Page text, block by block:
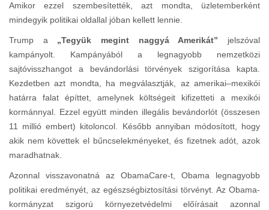
Amikor ezzel szembesítették, azt mondta, üzletemberként
mindegyik politikai oldallal jóban kellett lennie.
Trump a „Tegyük megint naggyá Amerikát” jelszóval
kampányolt. Kampányából a legnagyobb nemzetközi
sajtóvisszhangot a bevándorlási törvények szigorítása kapta.
Kezdetben azt mondta, ha megválasztják, az amerikai–mexikói
határra falat építtet, amelynek költségeit kifizetteti a mexikói
kormánnyal. Ezzel együtt minden illegális bevándorlót (összesen
11 millió embert) kitoloncol. Később annyiban módosított, hogy
akik nem követtek el bűncselekményeket, és fizetnek adót, azok
maradhatnak.
Azonnal visszavonatná az ObamaCare-t, Obama legnagyobb
politikai eredményét, az egészségbiztosítási törvényt. Az Obama-
kormányzat szigorú környezetvédelmi előírásait azonnal